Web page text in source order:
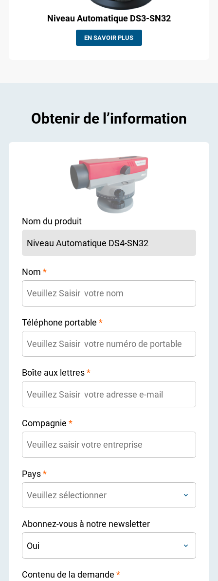
Niveau Automatique DS3-SN32
EN SAVOIR PLUS
Obtenir de l’information
Nom du produit
Nom *
Téléphone portable *
Boîte aux lettres*
Compagnie *
Pays*
Abonnez-vous à notre newsletter
Contenu de la demande *